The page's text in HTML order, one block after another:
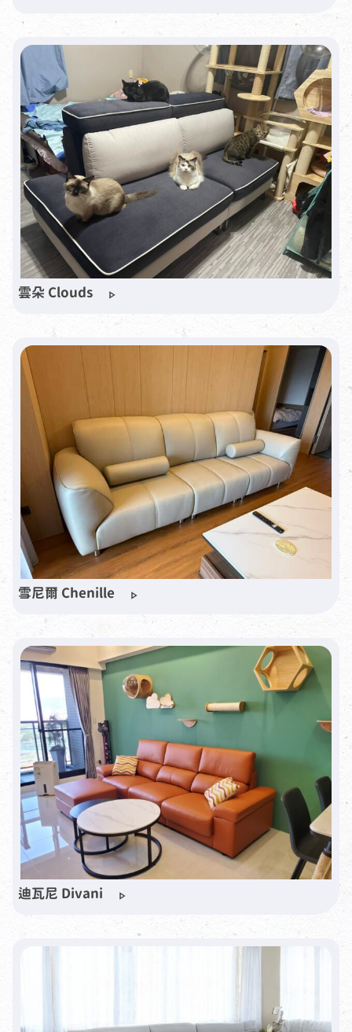
雲朵 Clouds
雪尼爾 Chenille
迪瓦尼 Divani